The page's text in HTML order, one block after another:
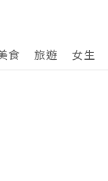
食 旅遊 女生